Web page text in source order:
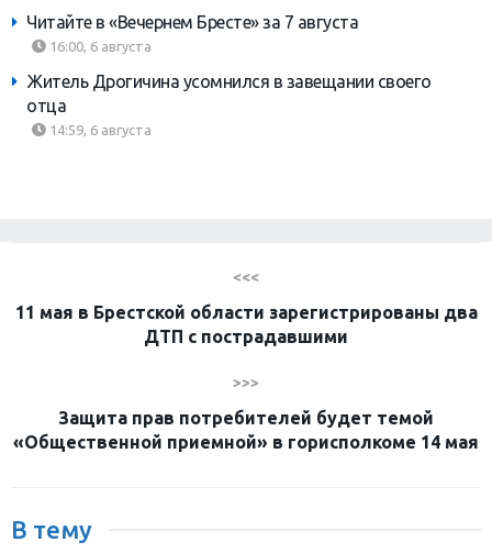
Читайте в «Вечернем Бресте» за 7 августа
16:00, 6 августа
Житель Дрогичина усомнился в завещании своего
отца
14:59, 6 августа
<<<
11 мая в Брестской области зарегистрированы два
ДТП с пострадавшими
>>>
Защита прав потребителей будет темой
«Общественной приемной» в горисполкоме 14 мая
В тему